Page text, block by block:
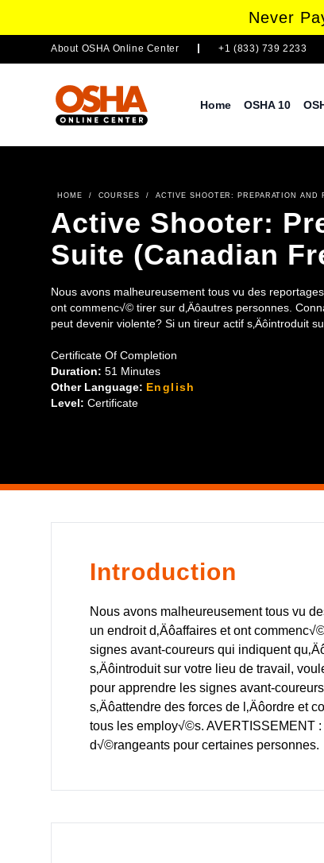
Never
About OSHA Online Center +1 (833) 739 2233
Home OSHA 10
HOME / COURSES / ACTIVE SHOOTER: PREPARATION
Active Shooter:
Suite (Canadian
Nous avons malheureusement tous vu des
ont commenc√© tirer sur d‚Äôautres personnes. Connaissez-vous les signes avant-coureurs qui indiquent qu‚Äôune personne
peut devenir violente? Si un tireur actif s‚Äôintroduit
forces de l‚Äôordre et comment traiter les victimes.
images et les sons de ces cours peuvent √™tre
Certificate Of Completion
Duration: 51 Minutes
Other Language: English
Level: Certificate
Introduction
Nous avons malheureusement tous vu
un endroit d‚Äôaffaires et ont
signes avant-coureurs qui indiquent
s‚Äôintroduit sur votre lieu de travail,
pour apprendre les signes avant-
s‚Äôattendre des forces de l‚Äôordre et
tous les employ√©s. AVERTISSEMENT
d√©rangeants pour certaines personnes.